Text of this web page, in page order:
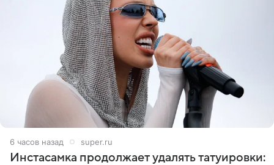
6 часов назад super.ru
Инстасамка продолжает удалять татуировки: